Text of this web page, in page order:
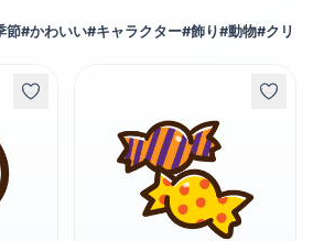
節#かわいい#キャラクター#飾り#動物#クリス